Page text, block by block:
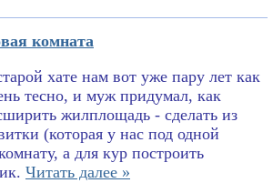
комната
хате нам вот уже пару лет как
тесно, и муж придумал, как
жилплощадь - сделать из
(которая у нас под одной
а для кур построить
Читать далее »